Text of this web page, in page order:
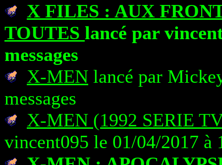
X FILES : AUX
TOUTES lancé par
messages
X-MEN lancé par
messages
X-MEN (1992 SERIE
vincent095 le 01/04/2017 à